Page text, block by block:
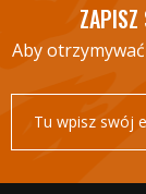
ZAPISZ
Aby